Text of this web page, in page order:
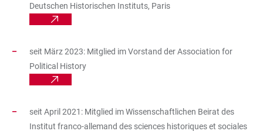
Deutschen Historischen Instituts, Paris
seit März 2023: Mitglied im Vorstand der Association for
Political History
seit April 2021: Mitglied im Wissenschaftlichen Beirat des
Institut franco-allemand des sciences historiques et sociales